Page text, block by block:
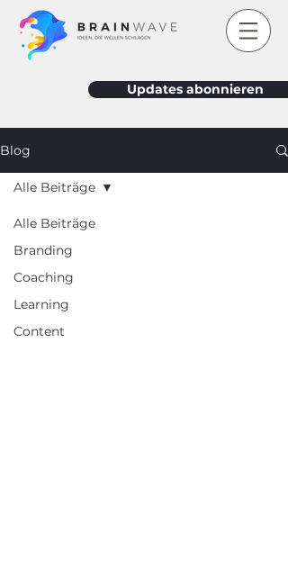
Updates abonnieren
Blog
Alle Beiträge
Branding
Coaching
Learning
Content
Alle Beiträge